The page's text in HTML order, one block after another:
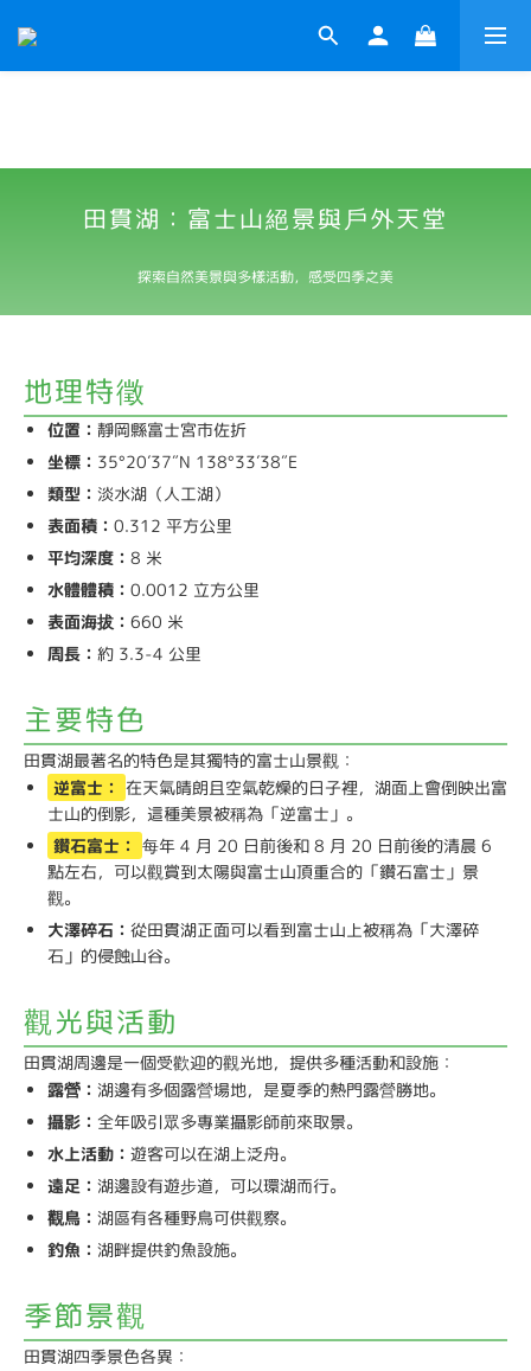
田貫湖：富士山絕景與戶外天堂
探索自然美景與多樣活動，感受四季之美
地理特徵
位置： 靜岡縣富士宮市佐折
坐標： 35°20′37″N 138°33′38″E
類型： 淡水湖（人工湖）
表面積： 0.312 平方公里
平均深度： 8 米
水體體積： 0.0012 立方公里
表面海拔： 660 米
周長： 約 3.3-4 公里
主要特色
田貫湖最著名的特色是其獨特的富士山景觀：
逆富士： 在天氣晴朗且空氣乾燥的日子裡，湖面上會倒映出富
士山的倒影，這種美景被稱為「逆富士」。
鑽石富士： 每年 4 月 20 日前後和 8 月 20 日前後的清晨 6
點左右，可以觀賞到太陽與富士山頂重合的「鑽石富士」景
觀。
大澤碎石： 從田貫湖正面可以看到富士山上被稱為「大澤碎
石」的侵蝕山谷。
觀光與活動
田貫湖周邊是一個受歡迎的觀光地，提供多種活動和設施：
露營： 湖邊有多個露營場地，是夏季的熱門露營勝地。
攝影： 全年吸引眾多專業攝影師前來取景。
水上活動： 遊客可以在湖上泛舟。
遠足： 湖邊設有遊步道，可以環湖而行。
觀鳥： 湖區有各種野鳥可供觀察。
釣魚： 湖畔提供釣魚設施。
季節景觀
田貫湖四季景色各異：